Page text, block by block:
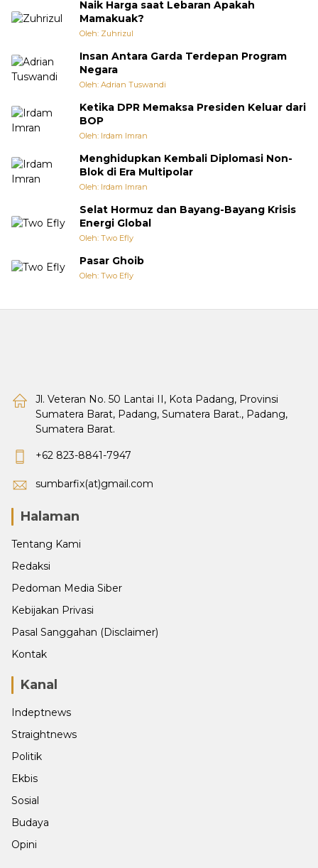
Naik Harga saat Lebaran Apakah
Mamakuak?
Oleh: Zuhrizul
Insan Antara Garda Terdepan Program
Negara
Oleh: Adrian Tuswandi
Ketika DPR Memaksa Presiden Keluar dari
BOP
Oleh: Irdam Imran
Menghidupkan Kembali Diplomasi Non-
Blok di Era Multipolar
Oleh: Irdam Imran
Selat Hormuz dan Bayang-Bayang Krisis
Energi Global
Oleh: Two Efly
Pasar Ghoib
Oleh: Two Efly
Jl. Veteran No. 50 Lantai II, Kota Padang, Provinsi
Sumatera Barat, Padang, Sumatera Barat., Padang,
Sumatera Barat.
+62 823-8841-7947
sumbarfix(at)gmail.com
Halaman
Tentang Kami
Redaksi
Pedoman Media Siber
Kebijakan Privasi
Pasal Sanggahan (Disclaimer)
Kontak
Kanal
Indeptnews
Straightnews
Politik
Ekbis
Sosial
Budaya
Opini